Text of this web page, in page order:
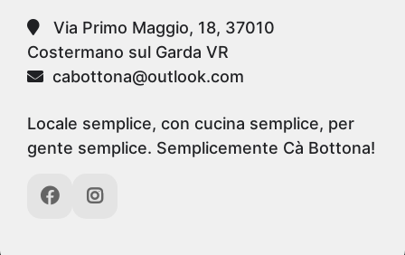
Via Primo Maggio, 18, 37010
Costermano sul Garda VR
cabottona@outlook.com
Locale semplice, con cucina semplice, per
gente semplice. Semplicemente Cà Bottona!